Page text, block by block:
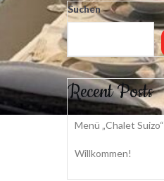
Suchen
Recent Posts
Menü „Chalet Suizo“
Willkommen!